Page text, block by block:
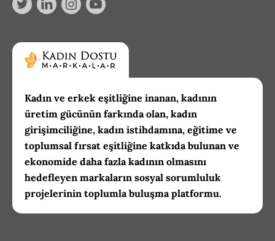
Kadın ve erkek eşitliğine inanan, kadının
üretim gücünün farkında olan, kadın
girişimciliğine, kadın istihdamına, eğitime ve
toplumsal fırsat eşitliğine katkıda bulunan ve
ekonomide daha fazla kadının olmasını
hedefleyen markaların sosyal sorumluluk
projelerinin toplumla buluşma platformu.